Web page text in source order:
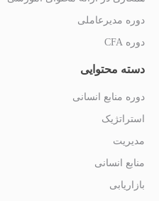
دوره مدیرعاملی
دوره CFA
دسته محتوایی
دوره منابع انسانی
استراتژیک
مدیریت
منابع انسانی
بازاریابی